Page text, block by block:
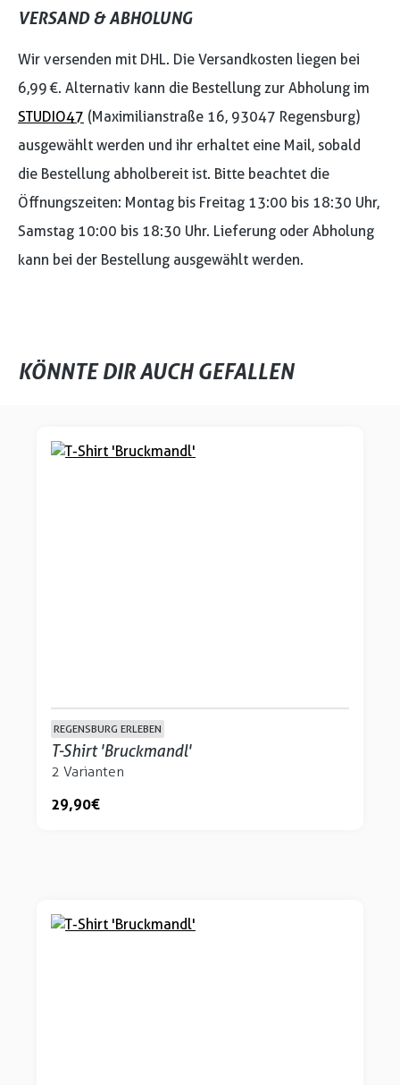
VERSAND & ABHOLUNG
Wir versenden mit DHL. Die Versandkosten liegen bei
6,99 €. Alternativ kann die Bestellung zur Abholung im
STUDIO47 (Maximilianstraße 16, 93047 Regensburg)
ausgewählt werden und ihr erhaltet eine Mail, sobald
die Bestellung abholbereit ist. Bitte beachtet die
Öffnungszeiten: Montag bis Freitag 13:00 bis 18:30 Uhr,
Samstag 10:00 bis 18:30 Uhr. Lieferung oder Abholung
kann bei der Bestellung ausgewählt werden.
KÖNNTE DIR AUCH GEFALLEN
REGENSBURG ERLEBEN
T-Shirt 'Bruckmandl'
2 Varianten
29,90 €